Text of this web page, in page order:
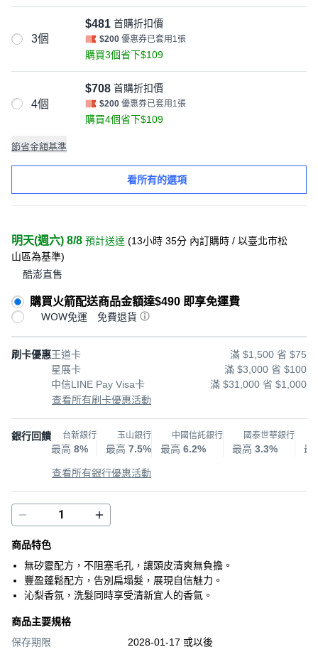
3個
$481 首購折扣價
$200 優惠券已套用1張
購買3個省下$109
4個
$708 首購折扣價
$200 優惠券已套用1張
購買4個省下$109
節省金額基準
看所有的選項
明天(週六) 8/8 預計送達 (13小時 35分 內訂購時 / 以臺北市松
山區為基準)
酷澎直售
購買火箭配送商品金額達$490 即享免運費
WOW免運 免費退貨
刷卡優惠王道卡
滿 $1,500 省 $75
星展卡
滿 $3,000 省 $100
中信LINE Pay Visa卡
滿 $31,000 省 $1,000
查看所有刷卡優惠活動
銀行回饋 台新銀行
最高 8%
玉山銀行
最高 7.5%
中國信託銀行
最高 6.2%
國泰世華銀行
最高 3.3% 最
查看所有銀行優惠活動
商品特色
無矽靈配方，不阻塞毛孔，讓頭皮清爽無負擔。
豐盈蓬鬆配方，告別扁塌髮，展現自信魅力。
沁梨香氛，洗髮同時享受清新宜人的香氣。
商品主要規格
保存期限
2028-01-17 或以後